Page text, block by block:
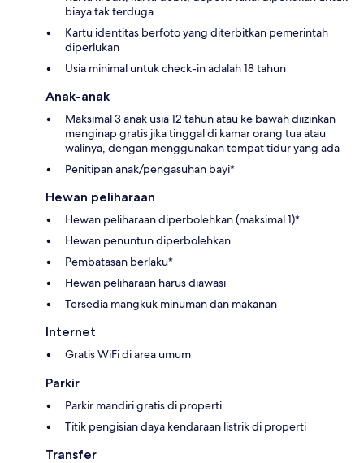
biaya tak terduga
Kartu identitas berfoto yang diterbitkan pemerintah
diperlukan
Usia minimal untuk check-in adalah 18 tahun
Anak-anak
Maksimal 3 anak usia 12 tahun atau ke bawah diizinkan
menginap gratis jika tinggal di kamar orang tua atau
walinya, dengan menggunakan tempat tidur yang ada
Penitipan anak/pengasuhan bayi*
Hewan peliharaan
Hewan peliharaan diperbolehkan (maksimal 1)*
Hewan penuntun diperbolehkan
Pembatasan berlaku*
Hewan peliharaan harus diawasi
Tersedia mangkuk minuman dan makanan
Internet
Gratis WiFi di area umum
Parkir
Parkir mandiri gratis di properti
Titik pengisian daya kendaraan listrik di properti
Transfer